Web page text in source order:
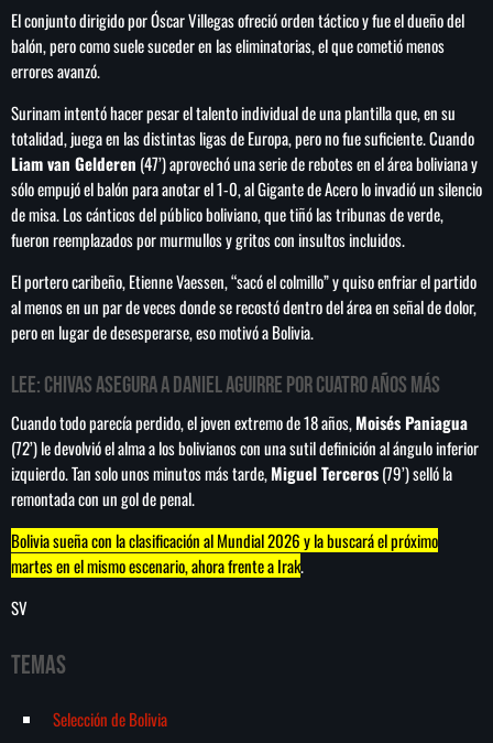
Cae primer detenido por robo a casa de
Senado allana el nombramiento de Todd
Blanche como fiscal general de EE.UU.
Vinícius Jr renueva con en el Real Madrid
hasta 2032
El conjunto dirigido por Óscar Villegas ofreció orden táctico y fue el dueño del
balón, pero como suele suceder en las eliminatorias, el que cometió menos
errores avanzó.
Surinam intentó hacer pesar el talento individual de una plantilla que, en su
totalidad, juega en las distintas ligas de Europa, pero no fue suficiente. Cuando
Liam van Gelderen (47’) aprovechó una serie de rebotes en el área boliviana y
sólo empujó el balón para anotar el 1-0, al Gigante de Acero lo invadió un silencio
de misa. Los cánticos del público boliviano, que tiñó las tribunas de verde,
fueron reemplazados por murmullos y gritos con insultos incluidos.
El portero caribeño, Etienne Vaessen, “sacó el colmillo” y quiso enfriar el partido
al menos en un par de veces donde se recostó dentro del área en señal de dolor,
pero en lugar de desesperarse, eso motivó a Bolivia.
LEE: Chivas asegura a Daniel Aguirre por cuatro años más
Cuando todo parecía perdido, el joven extremo de 18 años,Moisés Paniagua
(72’) le devolvió el alma a los bolivianos con una sutil definición al ángulo inferior
izquierdo. Tan solo unos minutos más tarde,Miguel Terceros(79’) selló la
remontada con un gol de penal.
Bolivia sueña con la clasificación al Mundial 2026 y la buscará el próximo
martes en el mismo escenario, ahora frente a Irak.
SV
Temas
Selección de Bolivia